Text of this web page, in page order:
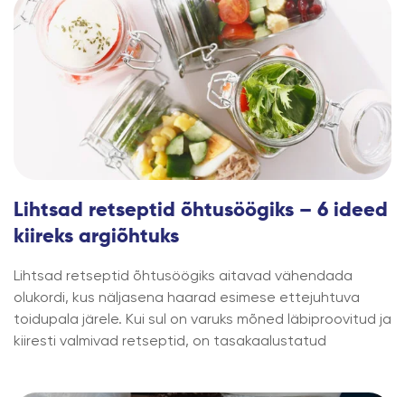
Lihtsad retseptid õhtusöögiks – 6 ideed
kiireks argiõhtuks
Lihtsad retseptid õhtusöögiks aitavad vähendada
olukordi, kus näljasena haarad esimese ettejuhtuva
toidupala järele. Kui sul on varuks mõned läbiproovitud ja
kiiresti valmivad retseptid, on tasakaalustatud